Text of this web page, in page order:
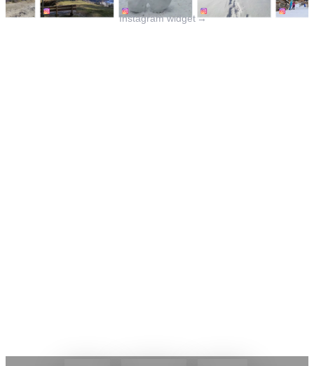
Instagram widget →